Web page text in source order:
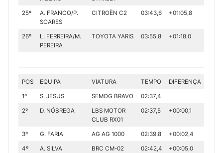
25º
A. FRANCO/P.
SOARES
CITROËN C2 03:43,6 +01:05,8
26º
L. FERREIRA/M.
PEREIRA
TOYOTA YARIS 03:55,8 +01:18,0
POS EQUIPA VIATURA TEMPO DIFERENÇA
1º S. JESUS SEMOG BRAVO 02:37,4
2º D. NÓBREGA
LBS MOTOR
CLUB RX01
02:37,5 +00:00,1
3º G. FARIA AG AG 1000 02:39,8 +00:02,4
4º A. SILVA BRC CM-02 02:42,4 +00:05,0